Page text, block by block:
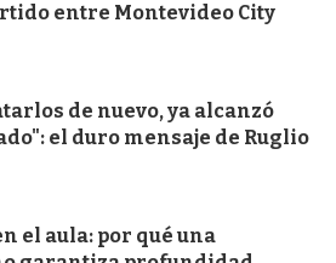
entre Montevideo City
de nuevo, ya alcanzó
el duro mensaje de Ruglio
el aula: por qué una